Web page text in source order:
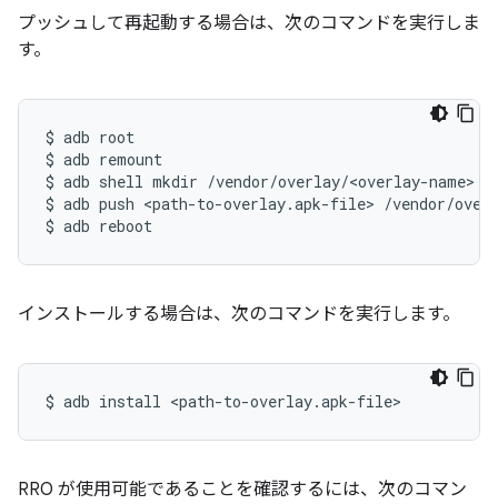
プッシュして再起動する場合は、次のコマンドを実行しま
す。
$ adb root
$ adb remount
$ adb shell mkdir /vendor/overlay/<overlay-name>
$ adb push <path-to-overlay.apk-file> /vendor/
$ adb reboot
インストールする場合は、次のコマンドを実行します。
$ adb install <path-to-overlay.apk-file>
RRO が使用可能であることを確認するには、次のコマン